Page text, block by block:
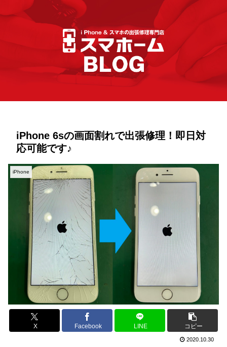
iPhone 6sの画面割れで出張修理！即日対
応可能です♪
iPhone
X Facebook LINE コピー
2020.10.30